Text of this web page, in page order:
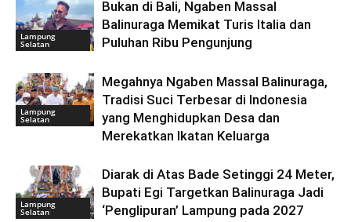
Lampung
Selatan
Bukan di Bali, Ngaben Massal
Balinuraga Memikat Turis Italia dan
Puluhan Ribu Pengunjung
Lampung
Selatan
Megahnya Ngaben Massal Balinuraga,
Tradisi Suci Terbesar di Indonesia
yang Menghidupkan Desa dan
Merekatkan Ikatan Keluarga
Lampung
Selatan
Diarak di Atas Bade Setinggi 24 Meter,
Bupati Egi Targetkan Balinuraga Jadi
‘Penglipuran’ Lampung pada 2027